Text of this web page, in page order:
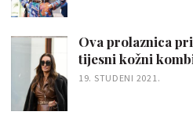
Ova prolaznica
tijesni kožni
19. STUDENI 2021.